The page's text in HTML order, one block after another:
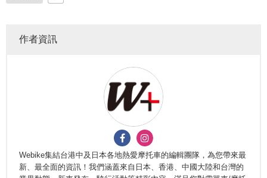
作者資訊
Webike集結台港中及日本各地熱愛摩托車的編輯團隊，為您帶來最
新、最全面的資訊！我們涵蓋來自日本、香港、中國大陸和台灣的